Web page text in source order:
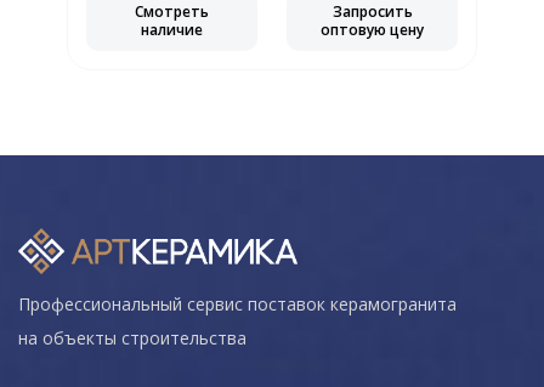
Смотреть
наличие
Запросить
оптовую цену
Профессиональный сервис поставок керамогранита
на объекты строительства